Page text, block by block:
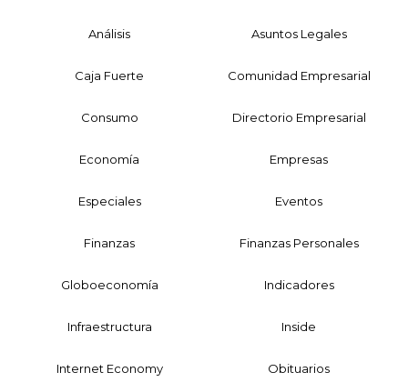
Análisis Asuntos Legales
Caja Fuerte Comunidad Empresarial
Consumo Directorio Empresarial
Economía Empresas
Especiales Eventos
Finanzas Finanzas Personales
Globoeconomía Indicadores
Infraestructura Inside
Internet Economy Obituarios